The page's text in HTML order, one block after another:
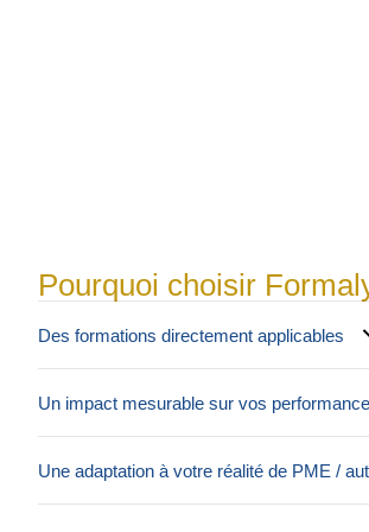
Pourquoi choisir
Des formations directement applicables
Un impact mesurable sur vos
Une adaptation à votre réalité de PME /